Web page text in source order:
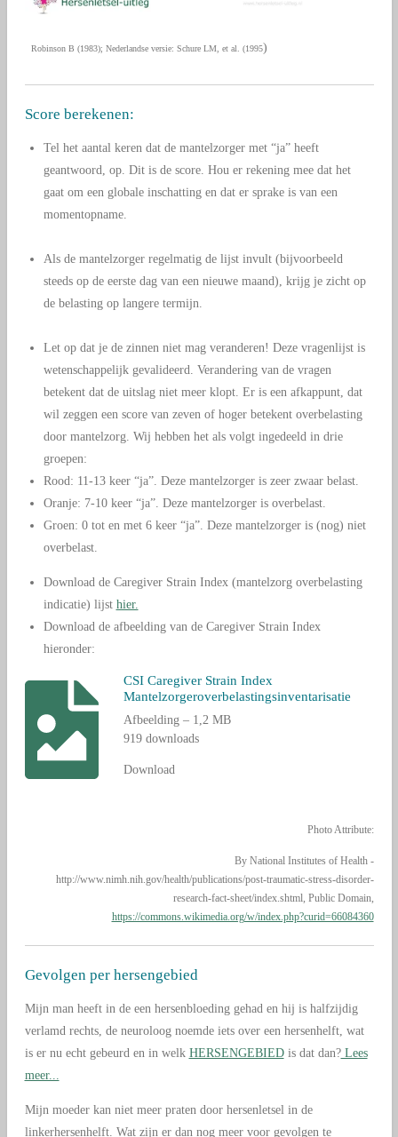
Robinson B (1983); Nederlandse versie: Schure LM, et al. (1995)
Score berekenen:
Tel het aantal keren dat de mantelzorger met “ja” heeft
geantwoord, op. Dit is de score. Hou er rekening mee dat het
gaat om een globale inschatting en dat er sprake is van een
momentopname.
Als de mantelzorger regelmatig de lijst invult (bijvoorbeeld
steeds op de eerste dag van een nieuwe maand), krijg je zicht op
de belasting op langere termijn.
Let op dat je de zinnen niet mag veranderen! Deze vragenlijst is
wetenschappelijk gevalideerd. Verandering van de vragen
betekent dat de uitslag niet meer klopt. Er is een afkappunt, dat
wil zeggen een score van zeven of hoger betekent overbelasting
door mantelzorg. Wij hebben het als volgt ingedeeld in drie
groepen:
Rood: 11-13 keer “ja”. Deze mantelzorger is zeer zwaar belast.
Oranje: 7-10 keer “ja”. Deze mantelzorger is overbelast.
Groen: 0 tot en met 6 keer “ja”. Deze mantelzorger is (nog) niet
overbelast.
Download de Caregiver Strain Index (mantelzorg overbelasting
indicatie) lijst hier.
Download de afbeelding van de Caregiver Strain Index
hieronder:
CSI Caregiver Strain Index
Mantelzorgeroverbelastingsinventarisatie
Afbeelding – 1,2 MB
919 downloads
Download
Photo Attribute:
By National Institutes of Health -
http://www.nimh.nih.gov/health/publications/post-traumatic-stress-disorder-
research-fact-sheet/index.shtml, Public Domain,
https://commons.wikimedia.org/w/index.php?curid=66084360
Gevolgen per hersengebied
Mijn man heeft in de een hersenbloeding gehad en hij is halfzijdig
verlamd rechts, de neuroloog noemde iets over een hersenhelft, wat
is er nu echt gebeurd en in welk HERSENGEBIEDis dat dan?Lees
meer...
Mijn moeder kan niet meer praten door hersenletsel in de
linkerhersenhelft. Wat zijn er dan nog meer voor gevolgen te